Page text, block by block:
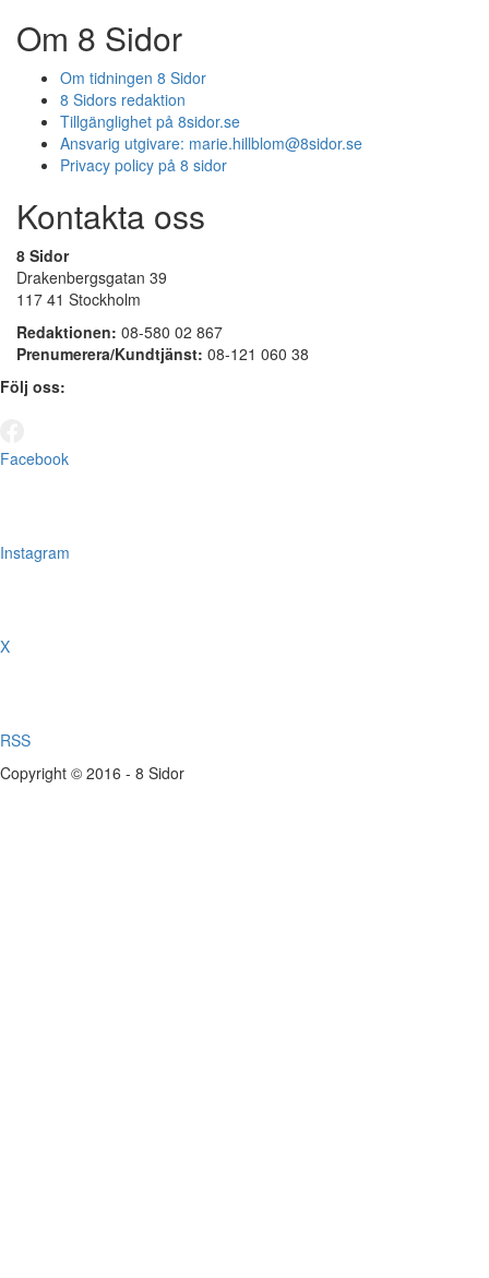
Om 8 Sidor
Om tidningen 8 Sidor
8 Sidors redaktion
Tillgänglighet på 8sidor.se
Ansvarig utgivare: marie.hillblom@8sidor.se
Privacy policy på 8 sidor
Kontakta oss
8 Sidor
Drakenbergsgatan 39
117 41 Stockholm
Redaktionen: 08-580 02 867
Prenumerera/Kundtjänst: 08-121 060 38
Följ oss:
Facebook
Instagram
X
RSS
Copyright © 2016 - 8 Sidor